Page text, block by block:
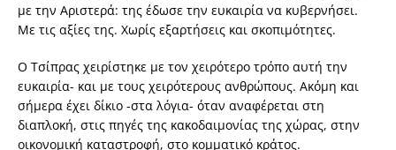
με την Αριστερά: της έδωσε την ευκαιρία να κυβερνήσει.
Με τις αξίες της. Χωρίς εξαρτήσεις και σκοπιμότητες.
Ο Τσίπρας χειρίστηκε με τον χειρότερο τρόπο αυτή την
ευκαιρία- και με τους χειρότερους ανθρώπους. Ακόμη και
σήμερα έχει δίκιο -στα λόγια- όταν αναφέρεται στη
διαπλοκή, στις πηγές της κακοδαιμονίας της χώρας, στην
οικονομική καταστροφή, στο κομματικό κράτος.